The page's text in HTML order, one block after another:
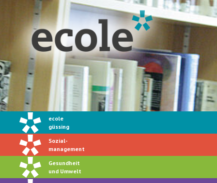
ecole
güssing
Sozial-
management
Gesundheit
und Umwelt